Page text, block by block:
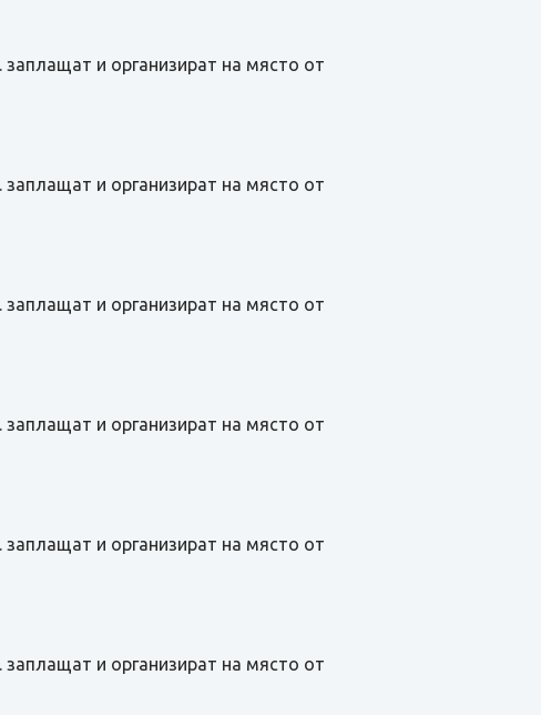
и организират на място от
и организират на място от
и организират на място от
и организират на място от
и организират на място от
и организират на място от